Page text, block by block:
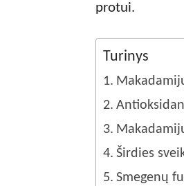
protui.
Turinys
Širdies
Smegenų